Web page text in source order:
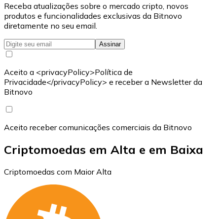
Receba atualizações sobre o mercado cripto, novos
produtos e funcionalidades exclusivas da Bitnovo
diretamente no seu email.
Assinar
Aceito a <privacyPolicy>Política de
Privacidade</privacyPolicy> e receber a Newsletter da
Bitnovo
Aceito receber comunicações comerciais da Bitnovo
Criptomoedas em Alta e em Baixa
Criptomoedas com Maior Alta